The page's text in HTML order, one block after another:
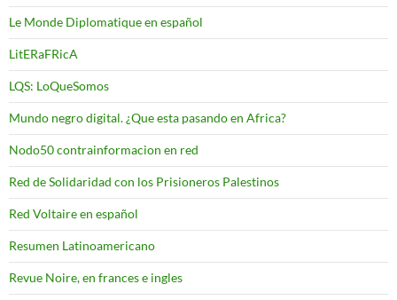
Le Monde Diplomatique en español
LitERaFRicA
LQS: LoQueSomos
Mundo negro digital. ¿Que esta pasando en Africa?
Nodo50 contrainformacion en red
Red de Solidaridad con los Prisioneros Palestinos
Red Voltaire en español
Resumen Latinoamericano
Revue Noire, en frances e ingles